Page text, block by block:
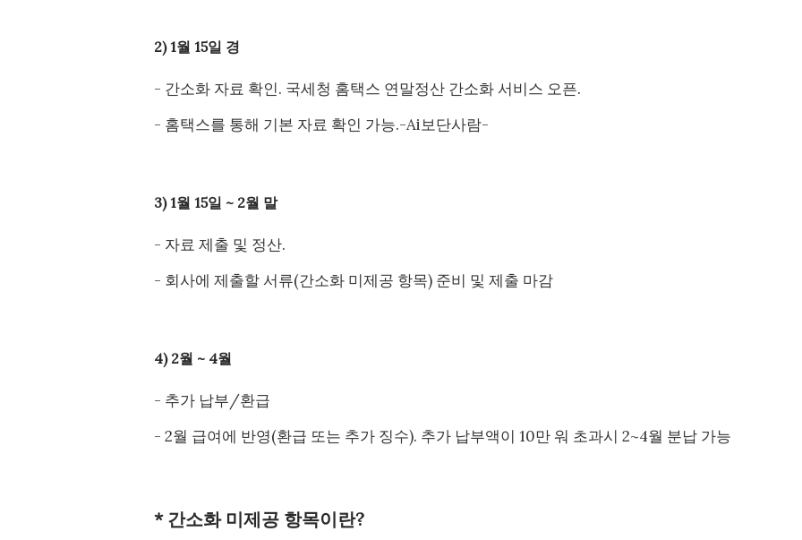
2) 1월 15일 경
- 간소화 자료 확인. 국세청 홈택스 연말정산 간소화 서비스 오픈.
- 홈택스를 통해 기본 자료 확인 가능.-Ai보단사람-
3) 1월 15일 ~ 2월 말
- 자료 제출 및 정산.
- 회사에 제출할 서류(간소화 미제공 항목) 준비 및 제출 마감
4) 2월 ~ 4월
- 추가 납부/환급
- 2월 급여에 반영(환급 또는 추가 징수). 추가 납부액이 10만 워 초과시 2~4월 분납 가능
* 간소화 미제공 항목이란?